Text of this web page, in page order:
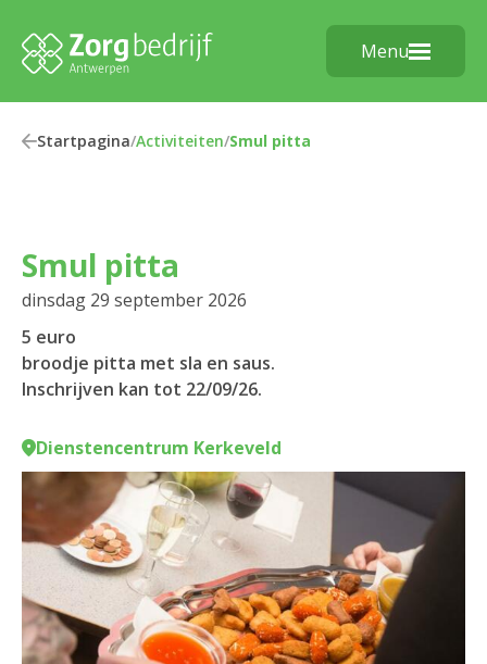
Menu
Startpagina/Activiteiten/Smul pitta
Smul pitta
dinsdag 29 september 2026
5 euro
broodje pitta met sla en saus.
Inschrijven kan tot 22/09/26.
Dienstencentrum Kerkeveld